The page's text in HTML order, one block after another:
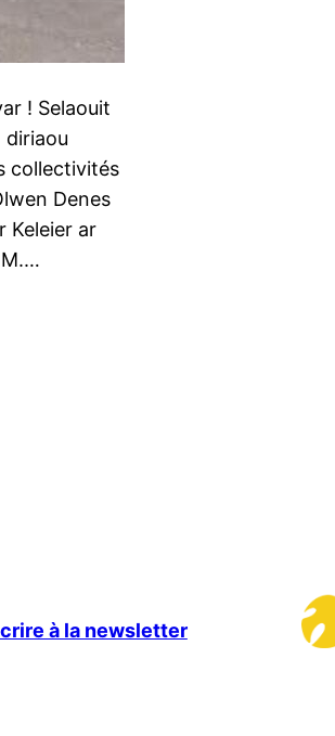
! Selaouit
diriaou
collectivités
Denes
Keleier ar
à la newsletter